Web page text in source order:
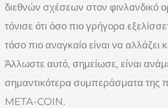
διεθνών σχέσεων στον φινλανδικό
τόνισε ότι όσο πιο γρήγορα
τόσο πιο αναγκαίο είναι να αλλάζει
Άλλωστε αυτό, σημείωσε, είναι
σημαντικότερα συμπεράσματα της
META-COIN.